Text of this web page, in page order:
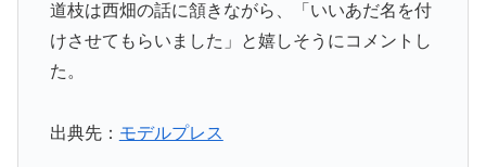
道枝は西畑の話に頷きながら、「いいあだ名を付
けさせてもらいました」と嬉しそうにコメントし
た。
出典先： モデルプレス